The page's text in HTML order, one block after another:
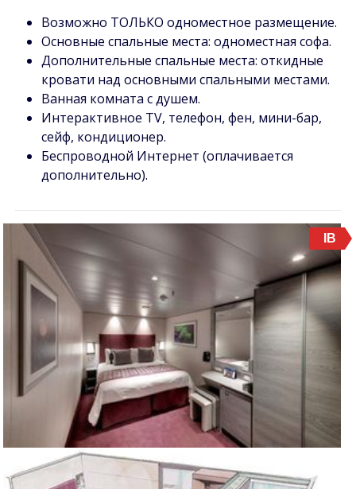
Возможно ТОЛЬКО одноместное размещение.
Основные спальные места: одноместная софа.
Дополнительные спальные места: откидные
кровати над основными спальными местами.
Ванная комната с душем.
Интерактивное TV, телефон, фен, мини-бар,
сейф, кондиционер.
Беспроводной Интернет (оплачивается
дополнительно).
IB